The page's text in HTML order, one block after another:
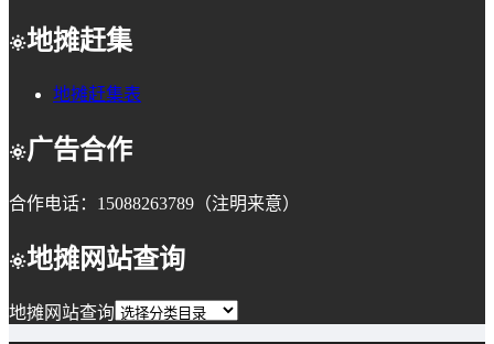
地摊赶集
地摊赶集表
广告合作
合作电话：15088263789（注明来意）
地摊网站查询
地摊网站查询